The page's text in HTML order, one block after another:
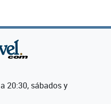
20:30, sábados y